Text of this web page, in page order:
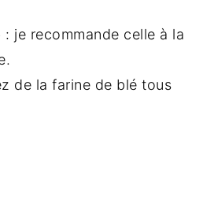
: je recommande celle à la
de la farine de blé tous